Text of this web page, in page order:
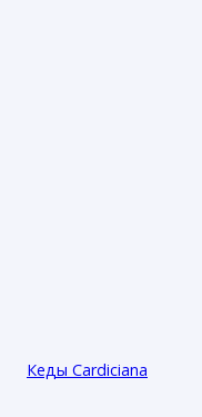
Кеды Cardiciana